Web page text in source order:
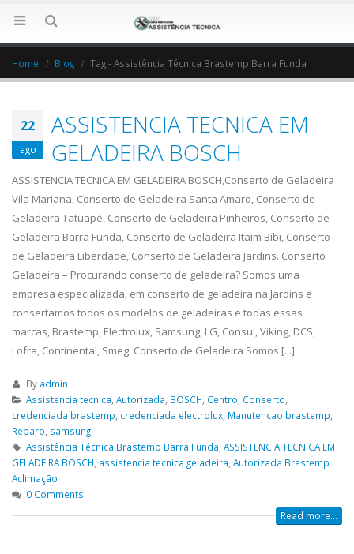
Home Blog Tag -Assistência Técnica Brastemp Barra Funda
22
ago
ASSISTENCIA TECNICA EM
GELADEIRA BOSCH
ASSISTENCIA TECNICA EM GELADEIRA BOSCH,Conserto de Geladeira
Vila Mariana, Conserto de Geladeira Santa Amaro, Conserto de
Geladeira Tatuapé, Conserto de Geladeira Pinheiros, Conserto de
Geladeira Barra Funda, Conserto de Geladeira Itaim Bibi, Conserto
de Geladeira Liberdade, Conserto de Geladeira Jardins. Conserto
Geladeira – Procurando conserto de geladeira? Somos uma
empresa especializada, em conserto de geladeira na Jardins e
consertamos todos os modelos de geladeiras e todas essas
marcas, Brastemp, Electrolux, Samsung, LG, Consul, Viking, DCS,
Lofra, Continental, Smeg. Conserto de Geladeira Somos [...]
By admin
Assistencia tecnica, Autorizada, BOSCH, Centro, Conserto,
credenciada brastemp, credenciada electrolux, Manutencao brastemp,
Reparo, samsung
Assistência Técnica Brastemp Barra Funda, ASSISTENCIA TECNICA EM
GELADEIRA BOSCH, assistencia tecnica geladeira, Autorizada Brastemp
Aclimação
0 Comments
Read more...